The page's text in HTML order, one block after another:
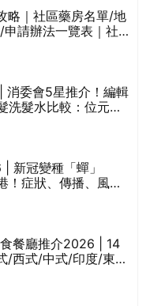
略｜社區藥房名單/地
請辦法一覽表｜社
消委會5星推介！編輯
洗髮水比較：位元
新冠變種「蟬」
！症狀、傳播、風險
餐廳推介2026 | 14
/西式/中式/印度/東南